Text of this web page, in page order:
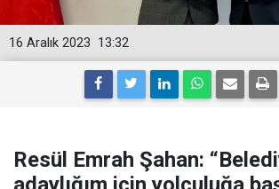
13:32
16 Aralık 2023
Resül Emrah Şahan: